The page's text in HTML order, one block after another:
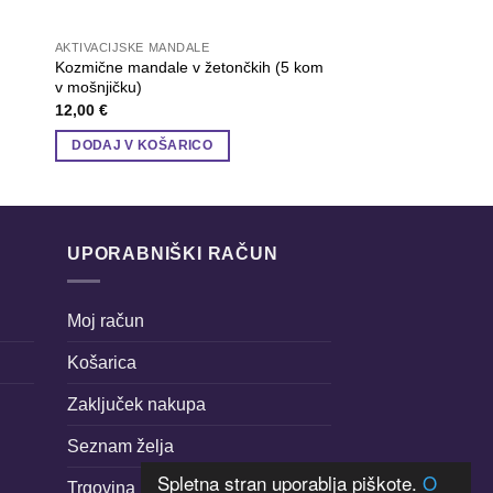
Spletna stran uporablja piškote. O
AKTIVACIJSKE MANDALE
Kozmične mandale v žetončkih (5 kom
v mošnjičku)
12,00 €
DODAJ V KOŠARICO
UPORABNIŠKI RAČUN
Moj račun
Košarica
Zaključek nakupa
Seznam želja
Trgovina